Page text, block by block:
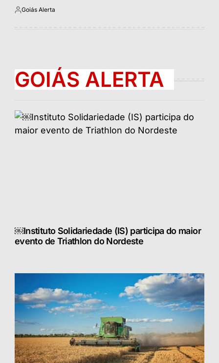
Postado
Goiás Alerta
GOIÁS ALERTA
￼Instituto Solidariedade (IS) participa do maior
evento de Triathlon do Nordeste